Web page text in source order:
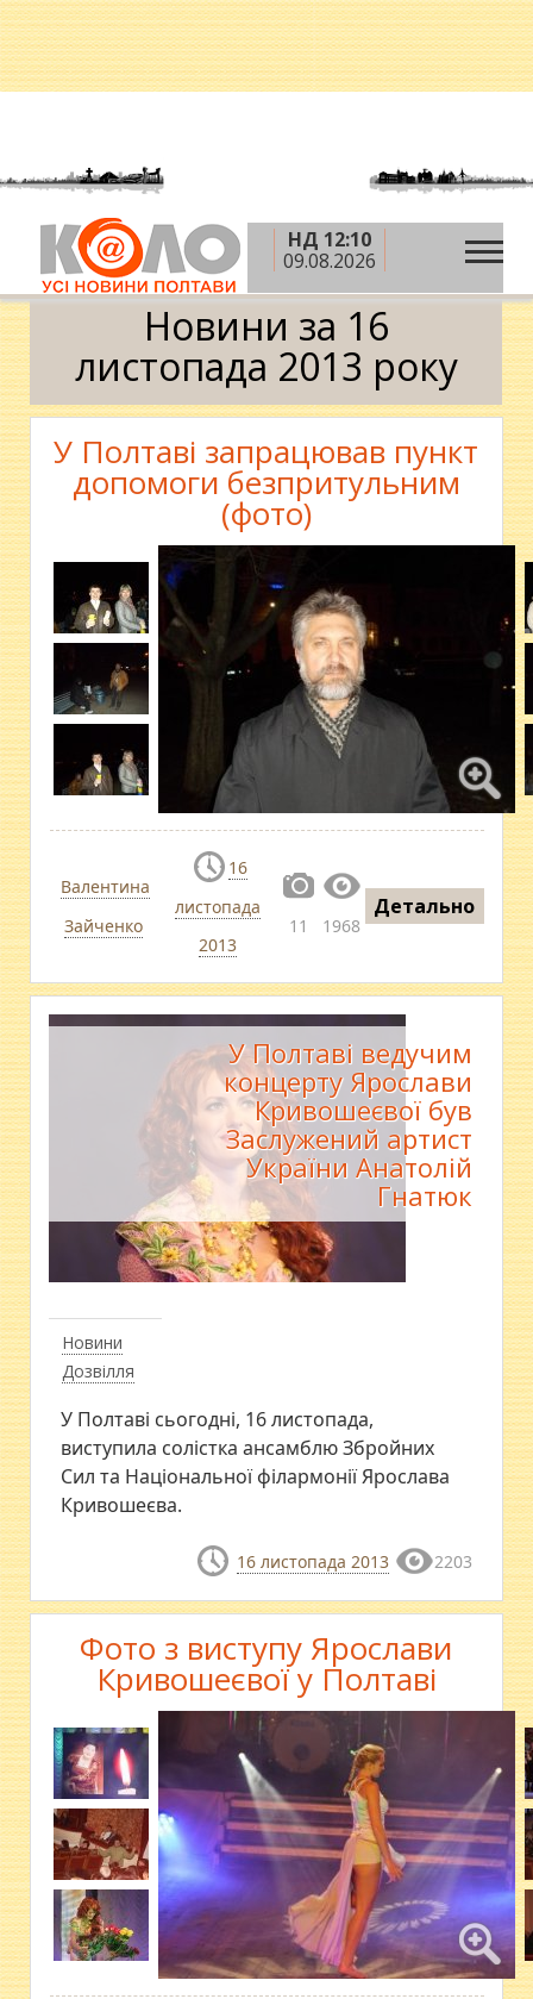
НД 12:10
09.08.2026
Головна » 2013 рік » листопад »16 листопада
Календар
Новини за 16
листопада 2013 року
У Полтаві запрацював пункт
допомоги безпритульним
(фото)
Валентина
Зайченко
16
листопада
2013
11 1968
Детально
Новини
Дозвілля
У Полтаві ведучим
концерту Ярослави
Кривошеєвої був
Заслужений артист
України Анатолій
Гнатюк
У Полтаві сьогодні, 16 листопада,
виступила солістка ансамблю Збройних
Сил та Національної філармонії Ярослава
Кривошеєва.
16 листопада 2013 2203
Фото з виступу Ярослави
Кривошеєвої у Полтаві